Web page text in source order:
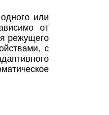
или
от
режущего
с